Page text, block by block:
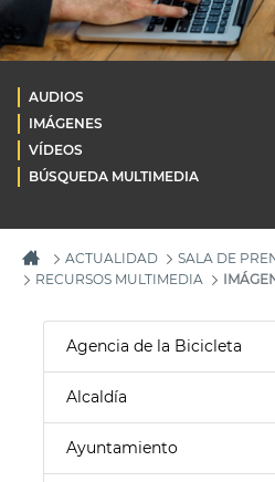
AUDIOS
IMÁGENES
VÍDEOS
BÚSQUEDA MULTIMEDIA
ACTUALIDAD
SALA DE
RECURSOS MULTIMEDIA
Agencia de la Bicicleta
Alcaldía
Ayuntamiento